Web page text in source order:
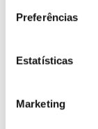
Preferências
Estatísticas
Marketing